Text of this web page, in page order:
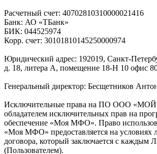
Расчетный счет: 40702810310000021416
Банк: АО «ТБанк»
БИК: 044525974
Корр. счет: 30101810145250000974
Юридический адрес: 192019, Санкт-
д. 18, литера А, помещение 18-Н 10 офис
Генеральный директор: Бесщетников
Исключительные права на ПО ООО «МОЙ
обладателем исключительных прав на
обеспечение «Моя МФО». Право
«Моя МФО» предоставляется на условиях
договора, который заключается с каждым
(Пользователем).